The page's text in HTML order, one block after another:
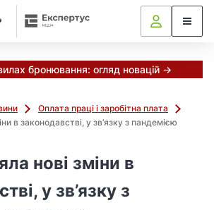
бронювання: огляд новацій →
Оплата праці і заробітна плата
в законодавстві, у зв’язку з пандемією
нові зміни в
у зв’язку з